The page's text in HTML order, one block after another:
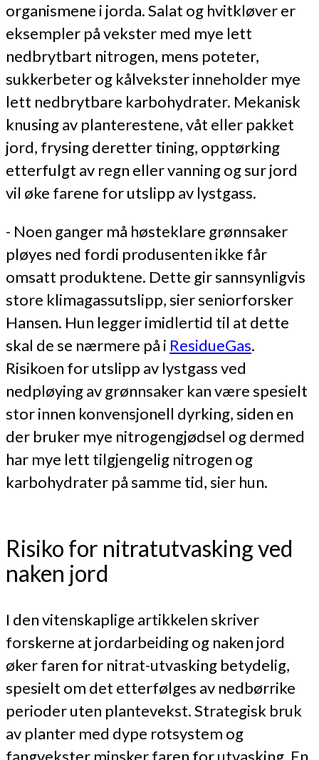
organismene i jorda. Salat og hvitkløver er
eksempler på vekster med mye lett
nedbrytbart nitrogen, mens poteter,
sukkerbeter og kålvekster inneholder mye
lett nedbrytbare karbohydrater. Mekanisk
knusing av planterestene, våt eller pakket
jord, frysing deretter tining, opptørking
etterfulgt av regn eller vanning og sur jord
vil øke farene for utslipp av lystgass.
- Noen ganger må høsteklare grønnsaker
pløyes ned fordi produsenten ikke får
omsatt produktene. Dette gir sannsynligvis
store klimagassutslipp, sier seniorforsker
Hansen. Hun legger imidlertid til at dette
skal de se nærmere på i ResidueGas.
Risikoen for utslipp av lystgass ved
nedpløying av grønnsaker kan være spesielt
stor innen konvensjonell dyrking, siden en
der bruker mye nitrogengjødsel og dermed
har mye lett tilgjengelig nitrogen og
karbohydrater på samme tid, sier hun.
Risiko for nitratutvasking ved
naken jord
I den vitenskaplige artikkelen skriver
forskerne at jordarbeiding og naken jord
øker faren for nitrat-utvasking betydelig,
spesielt om det etterfølges av nedbørrike
perioder uten plantevekst. Strategisk bruk
av planter med dype rotsystem og
fangvekster minsker faren for utvasking. En